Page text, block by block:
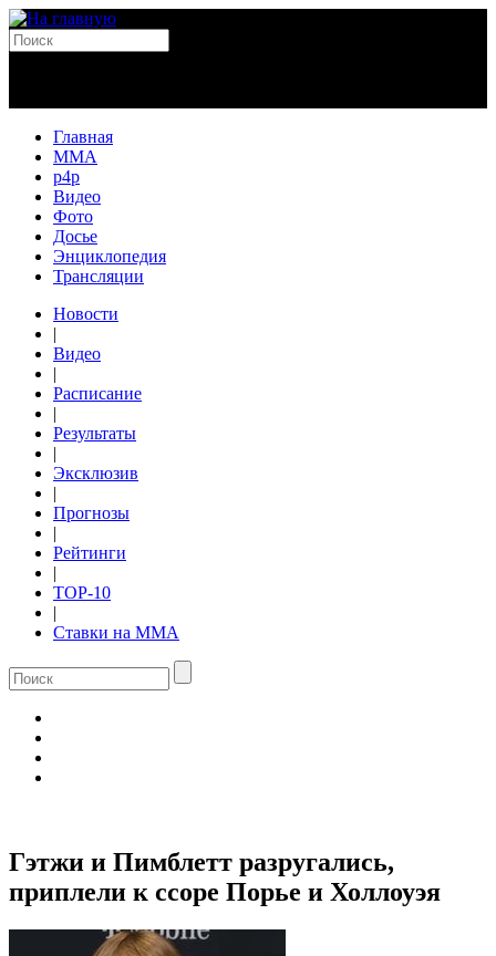
Главная
MMA
p4p
Видео
Фото
Досье
Энциклопедия
Трансляции
Новости
|
Видео
|
Расписание
|
Результаты
|
Эксклюзив
|
Прогнозы
|
Рейтинги
|
TOP-10
|
Ставки на ММА
Гэтжи и Пимблетт разругались,
приплели к ссоре Порье и Холлоуэя